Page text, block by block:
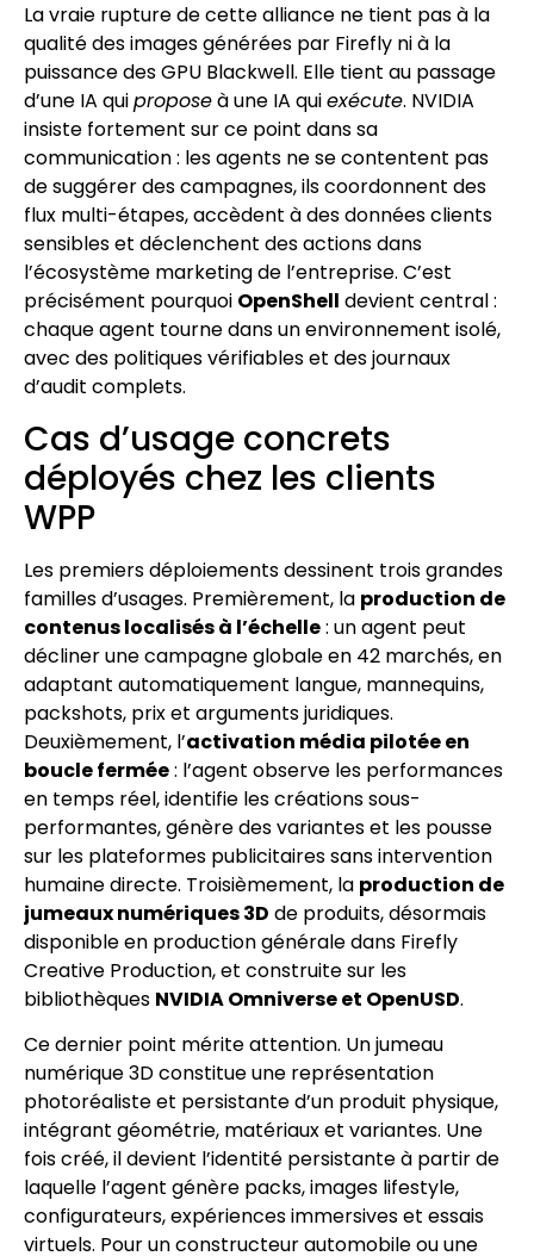
La vraie rupture de cette alliance ne tient pas à la
qualité des images générées par Firefly ni à la
puissance des GPU Blackwell. Elle tient au passage
d’une IA quiproposeà une IA quiexécute. NVIDIA
insiste fortement sur ce point dans sa
communication : les agents ne se contentent pas
de suggérer des campagnes, ils coordonnent des
flux multi-étapes, accèdent à des données clients
sensibles et déclenchent des actions dans
l’écosystème marketing de l’entreprise. C’est
précisément pourquoi OpenShell devient central :
chaque agent tourne dans un environnement isolé,
avec des politiques vérifiables et des journaux
d’audit complets.
Cas d’usage concrets
déployés chez les clients
WPP
Les premiers déploiements dessinent trois grandes
familles d’usages. Premièrement, la production de
contenus localisés à l’échelle: un agent peut
décliner une campagne globale en 42 marchés, en
adaptant automatiquement langue, mannequins,
packshots, prix et arguments juridiques.
Deuxièmement, l’activation média pilotée en
boucle fermée: l’agent observe les performances
en temps réel, identifie les créations sous-
performantes, génère des variantes et les pousse
sur les plateformes publicitaires sans intervention
humaine directe. Troisièmement, la production de
jumeaux numériques 3D de produits, désormais
disponible en production générale dans Firefly
Creative Production, et construite sur les
bibliothèques NVIDIA Omniverse et OpenUSD.
Ce dernier point mérite attention. Un jumeau
numérique 3D constitue une représentation
photoréaliste et persistante d’un produit physique,
intégrant géométrie, matériaux et variantes. Une
fois créé, il devient l’identité persistante à partir de
laquelle l’agent génère packs, images lifestyle,
configurateurs, expériences immersives et essais
virtuels. Pour un constructeur automobile ou une